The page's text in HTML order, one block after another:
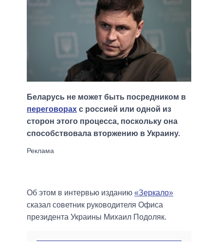
Беларусь не может быть посредником в
переговорах с россией или одной из
сторон этого процесса, поскольку она
способствовала вторжению в Украину.
Об этом в интервью изданию «Зеркало»
сказал советник руководителя Офиса
президента Украины Михаил Подоляк.